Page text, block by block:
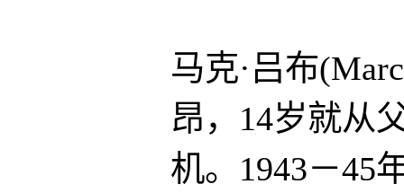
马克·吕布
昂，14岁就从
机。1943－45